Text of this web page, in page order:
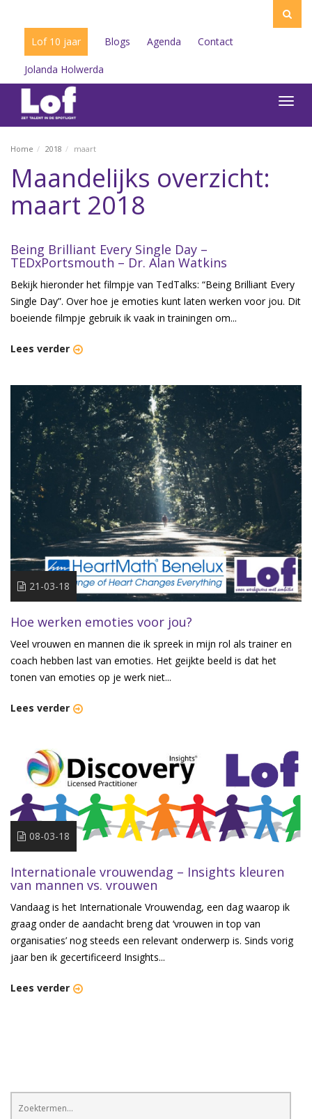
Lof 10 jaar Blogs Agenda Contact
Jolanda Holwerda
Home 2018 maart
Maandelijks overzicht:
maart 2018
Being Brilliant Every Single Day –
TEDxPortsmouth – Dr. Alan Watkins
Bekijk hieronder het filmpje van TedTalks: “Being Brilliant Every
Single Day”. Over hoe je emoties kunt laten werken voor jou. Dit
boeiende filmpje gebruik ik vaak in trainingen om...
Lees verder
21-03-18
Hoe werken emoties voor jou?
Veel vrouwen en mannen die ik spreek in mijn rol als trainer en
coach hebben last van emoties. Het geijkte beeld is dat het
tonen van emoties op je werk niet...
Lees verder
08-03-18
Internationale vrouwendag – Insights kleuren
van mannen vs. vrouwen
Vandaag is het Internationale Vrouwendag, een dag waarop ik
graag onder de aandacht breng dat ‘vrouwen in top van
organisaties’ nog steeds een relevant onderwerp is. Sinds vorig
jaar ben ik gecertificeerd Insights...
Lees verder